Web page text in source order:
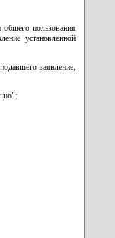
общего пользования
установленной
заявление,